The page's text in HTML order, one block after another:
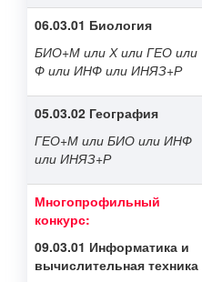
06.03.01 Биология
БИО+М или Х или ГЕО или
Ф или ИНФ или ИНЯЗ+Р
05.03.02 География
ГЕО+М или БИО или ИНФ
или ИНЯЗ+Р
Многопрофильный
конкурс:
09.03.01 Информатика и
вычислительная техника